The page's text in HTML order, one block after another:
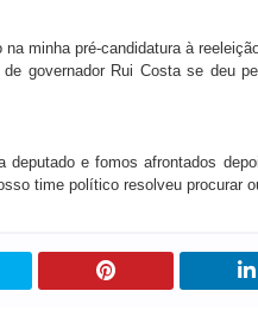
minha pré-candidatura à
governador Rui Costa se deu
deputado e fomos afrontados
time político resolveu procurar